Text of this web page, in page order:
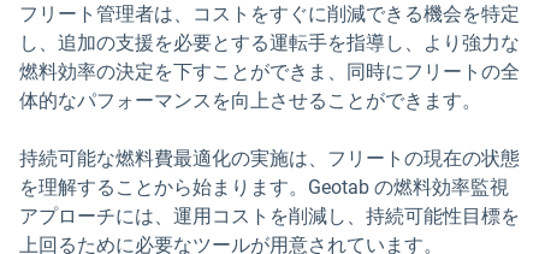
フリート管理者は、コストをすぐに削減できる機会を特定
し、追加の支援を必要とする運転手を指導し、より強力な
燃料効率の決定を下すことができま、同時にフリートの全
体的なパフォーマンスを向上させることができます。
持続可能な燃料費最適化の実施は、フリートの現在の状態
を理解することから始まります。Geotab の燃料効率監視
アプローチには、運用コストを削減し、持続可能性目標を
上回るために必要なツールが用意されています。